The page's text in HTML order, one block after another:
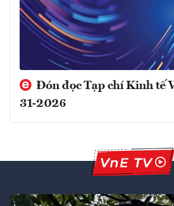
Đón đọc Tạp chí Kinh tế
31-2026